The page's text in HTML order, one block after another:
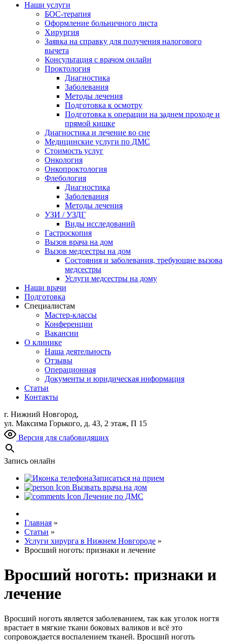
Наши услуги
БОС-терапия
Оформление больничного листа
Хирургия
Заявка на справку для получения налогового
вычета
Консультация с врачом онлайн
Проктология
Диагностика
Заболевания
Методы лечения
Подготовка к осмотру
Подготовка к операции на заднем проходе и
прямой кишке
Диагностика и лечение во сне
Медицинские услуги по ДМС
Стоимость услуг
Онкология
Онкопроктология
Флебология
Диагностика
Заболевания
Методы лечения
УЗИ / УЗДГ
Виды исследований
Гастроскопия
Вызов врача на дом
Вызов медсестры на дом
Состояния и заболевания, требующие вызова
медсестры
Услуги медсестры на дому
Наши врачи
Подготовка
Специалистам
Мастер-классы
Конференции
Вакансии
О клинике
Наша деятельность
Отзывы
Операционная
Документы и юридическая информация
Статьи
Контакты
г. Нижний Новгород,
ул. Максима Горького, д. 43, 2 этаж, П 15
Версия для слабовидящих
Запись онлайн
Записаться на прием
Вызвать врача на дом
Лечение по ДМС
Главная »
Статьи »
Услуги хирурга в Нижнем Новгороде »
Вросший ноготь: признаки и лечение
Вросший ноготь: признаки и
лечение
Вросший ноготь является заболеванием, так как уголок ногтя
врастает в мягкие ткани боковых валиков и всё это
сопровождается воспалением тканей. Вросший ноготь